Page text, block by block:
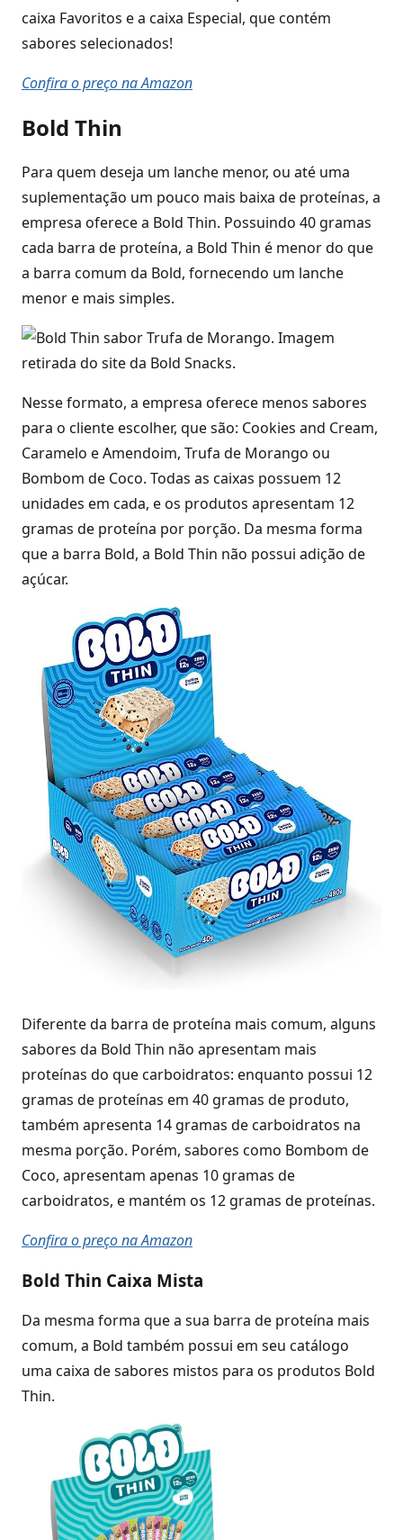
caixa Favoritos e a caixa Especial, que contém
sabores selecionados!
Confira o preço na Amazon
Bold Thin
Para quem deseja um lanche menor, ou até uma
suplementação um pouco mais baixa de proteínas, a
empresa oferece a Bold Thin. Possuindo 40 gramas
cada barra de proteína, a Bold Thin é menor do que
a barra comum da Bold, fornecendo um lanche
menor e mais simples.
Nesse formato, a empresa oferece menos sabores
para o cliente escolher, que são: Cookies and Cream,
Caramelo e Amendoim, Trufa de Morango ou
Bombom de Coco. Todas as caixas possuem 12
unidades em cada, e os produtos apresentam 12
gramas de proteína por porção. Da mesma forma
que a barra Bold, a Bold Thin não possui adição de
açúcar.
Diferente da barra de proteína mais comum, alguns
sabores da Bold Thin não apresentam mais
proteínas do que carboidratos: enquanto possui 12
gramas de proteínas em 40 gramas de produto,
também apresenta 14 gramas de carboidratos na
mesma porção. Porém, sabores como Bombom de
Coco, apresentam apenas 10 gramas de
carboidratos, e mantém os 12 gramas de proteínas.
Confira o preço na Amazon
Bold Thin Caixa Mista
Da mesma forma que a sua barra de proteína mais
comum, a Bold também possui em seu catálogo
uma caixa de sabores mistos para os produtos Bold
Thin.